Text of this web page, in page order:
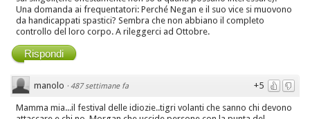
Una domanda ai frequentatori: Perché Negan e il suo vice si muovono
da handicappati spastici? Sembra che non abbiano il completo
controllo del loro corpo. A rileggerci ad Ottobre.
Rispondi
+5
manolo · 487 settimane fa
Mamma mia...il festival delle idiozie..tigri volanti che sanno chi devono